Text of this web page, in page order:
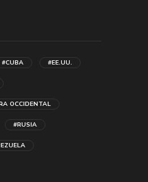
#CUBA #EE.UU.
OCCIDENTAL
#RUSIA